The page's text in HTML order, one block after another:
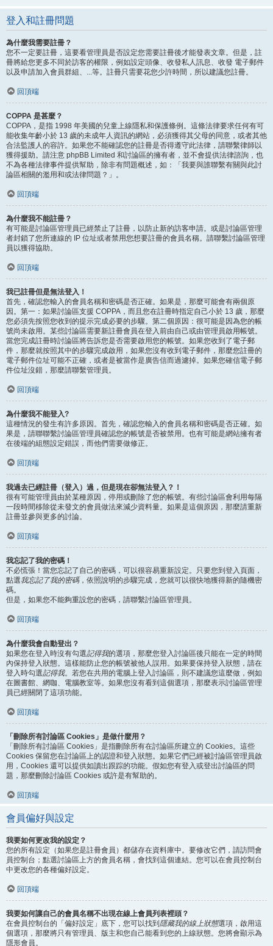
登入和註冊問題
為什麼我需要註冊？
您不一定要註冊，這要看管理員是否設定您需要註冊後才能發表文章。但是，註
冊將給您更多不同於訪客的權限，例如設定頭像、收發私人訊息、收發 電子郵件
以及申請加入會員群組、...等。註冊只需要花您少許時間，所以建議您註冊。
回頂端
COPPA 是甚麼？
COPPA，是指 1998 年美國的兒童上線隱私和保護條例。這條法律要求任何有可
能收集年齡小於 13 歲的未成年人資訊的網站，必須獲得其父母的同意，或者其他
合法監護人的容許。如果您不能確認您的註冊是否得遵守此法律，請聯繫律師以
獲得援助。請注意 phpBB Limited 和討論區的擁有者，並不會提供法律諮詢，也
不為各種法律事件提供幫助，除非有問題概述，如：「我要與誰聯繫有關與此討
論區相關的濫用和或法律問題？」。
回頂端
為什麼我不能註冊？
有可能是討論區管理員已經禁止了註冊，以防止新的訪客申請。或是討論區管理
者封鎖了您所連線的 IP 位址或者禁用您想要註冊的會員名稱。請聯繫討論區管理
員以獲得協助。
回頂端
我已註冊但是無法登入！
首先，確認您輸入的會員名稱和密碼是否正確。如果是，那麼可能會有兩個原
因。第一：如果討論區支援 COPPA，而且您在註冊時指定自己小於 13 歲，那麼
您必須先按照您收到的提示完成必要的步驟。第二個原因：很可能是因為您的帳
號尚未啟用。某些討論區需要新註冊會員在登入前由自己或由管理員啟用帳號。
當您完成註冊時討論區將告訴您是否需要啟用您的帳號。如果您收到了電子郵
件，那麼就按照其中的步驟完成啟用，如果您沒有收到電子郵件，那麼您註冊的
電子郵件位址可能不正確，或者是被當作是廣告信而過濾掉。如果您確信電子郵
件位址沒錯，那麼請聯繫管理員。
回頂端
為什麼我不能登入?
這種情況的發生有許多原因。首先，確認您輸入的會員名稱和密碼是否正確。如
果是，請聯聯繫討論區管理員確認您的帳號是否被禁用。也有可能是網站擁有者
在後端的組態設定錯誤，而他們需要做修正。
回頂端
我過去已經註冊（登入）過，但是現在卻無法登入？！
很有可能管理員由於某種原因，停用或刪除了您的帳號。有些討論區會利用每隔
一段時間移除從未發文的會員做法來減少資料量。如果是這個原因，那麼請重新
註冊並參與更多的討論。
回頂端
我忘記了我的密碼！
不必慌張！當您忘記了自己的密碼，可以很容易重新設定。只要您到登入頁面，
點選我忘記了我的密碼，依照說明的步驟完成，您就可以很快地獲得新的隨機密
碼。
但是，如果您不能夠重設您的密碼，請聯繫討論區管理員。
回頂端
為什麼我會自動登出？
如果您在登入時沒有勾選記得我的選項，那麼您登入討論區後只能在一定的時間
內保持登入狀態。這樣能防止您的帳號被他人誤用。如果要保持登入狀態，請在
登入時勾選記得我。若您在共用的電腦上登入討論區，則不建議您這麼做，例如
在圖書館、網咖、電腦教室等。如果您沒有看到這個選項，那麼表示討論區管理
員已經關閉了這項功能。
回頂端
「刪除所有討論區 Cookies」是做什麼用？
「刪除所有討論區 Cookies」是指刪除所有在討論區所建立的 Cookies。這些
Cookies 保留您在討論區上的認證和登入狀態。如果它們已經被討論區管理員啟
用，Cookies 還可以提供如讀出跟踪的功能。假如您有登入或登出討論區的問
題，那麼刪除討論區 Cookies 或許是有幫助的。
回頂端
會員偏好與設定
我要如何更改我的設定？
您的所有設定（如果您是註冊會員）都儲存在資料庫中。要修改它們，請訪問會
員控制台；點選討論區上方的會員名稱，會找到這個連結。您可以在會員控制台
中更改您的各種偏好設定。
回頂端
我要如何讓自己的會員名稱不出現在線上會員列表裡頭？
在會員控制台的「偏好設定」底下，您可以找到 隱藏我的線上狀態選項，啟用這
個選項，那麼將只有管理員、版主和您自己能看到您的上線狀態。您將會顯示為
隱形會員。